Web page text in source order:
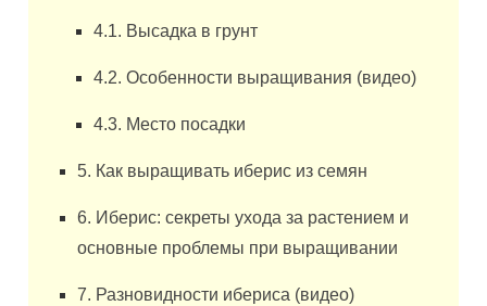
4.1. Высадка в грунт
4.2. Особенности выращивания (видео)
4.3. Место посадки
5. Как выращивать иберис из семян
6. Иберис: секреты ухода за растением и
основные проблемы при выращивании
7. Разновидности ибериса (видео)